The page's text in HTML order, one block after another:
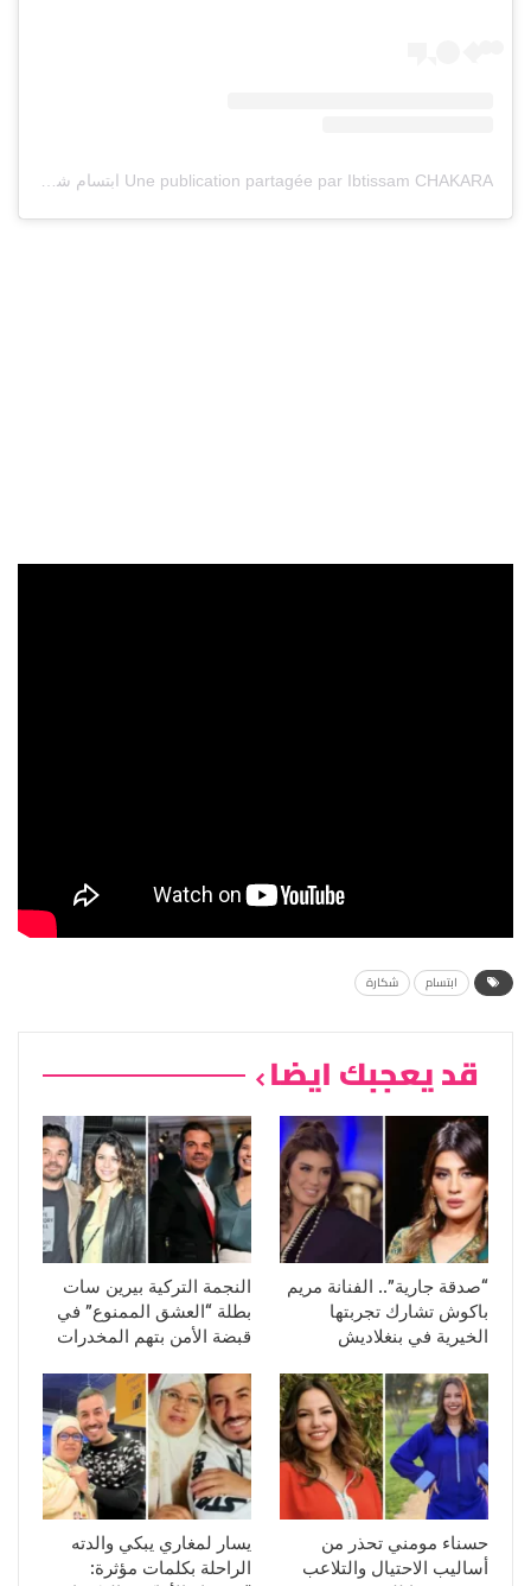
Une publication partagée par Ibtissam CHAKARA ابتسام شكرا (@ibtissamchakara)
ابتسام شكارة
قد يعجبك ايضا
“صدقة جارية”.. الفنانة مريم
باكوش تشارك تجربتها
الخيرية في بنغلاديش
النجمة التركية بيرين سات
بطلة “العشق الممنوع” في
قبضة الأمن بتهم المخدرات
حسناء مومني تحذر من
أساليب الاحتيال والتلاعب
يسار لمغاري يبكي والدته
الراحلة بكلمات مؤثرة: